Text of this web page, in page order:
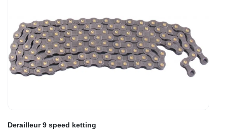
Derailleur 9 speed ketting